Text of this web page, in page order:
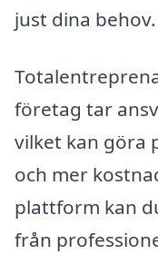
just dina behov.
företag tar
vilket kan göra
och mer
plattform kan
från